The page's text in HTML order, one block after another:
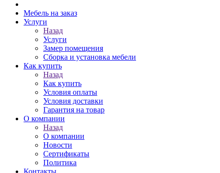
Мебель на заказ
Услуги
Назад
Услуги
Замер помещения
Сборка и установка мебели
Как купить
Назад
Как купить
Условия оплаты
Условия доставки
Гарантия на товар
О компании
Назад
О компании
Новости
Сертификаты
Политика
Контакты